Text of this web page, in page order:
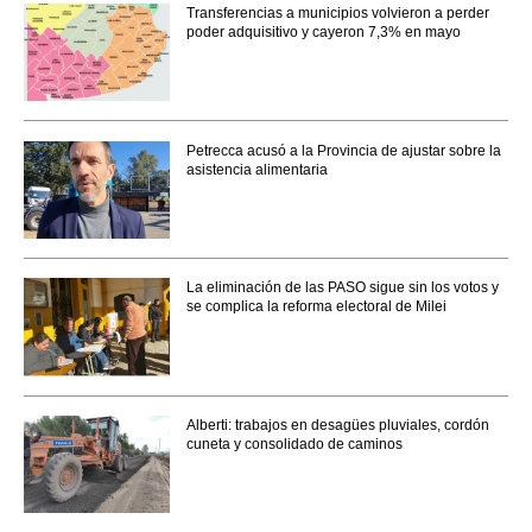
Transferencias a municipios volvieron a perder
poder adquisitivo y cayeron 7,3% en mayo
Petrecca acusó a la Provincia de ajustar sobre la
asistencia alimentaria
La eliminación de las PASO sigue sin los votos y
se complica la reforma electoral de Milei
Alberti: trabajos en desagües pluviales, cordón
cuneta y consolidado de caminos